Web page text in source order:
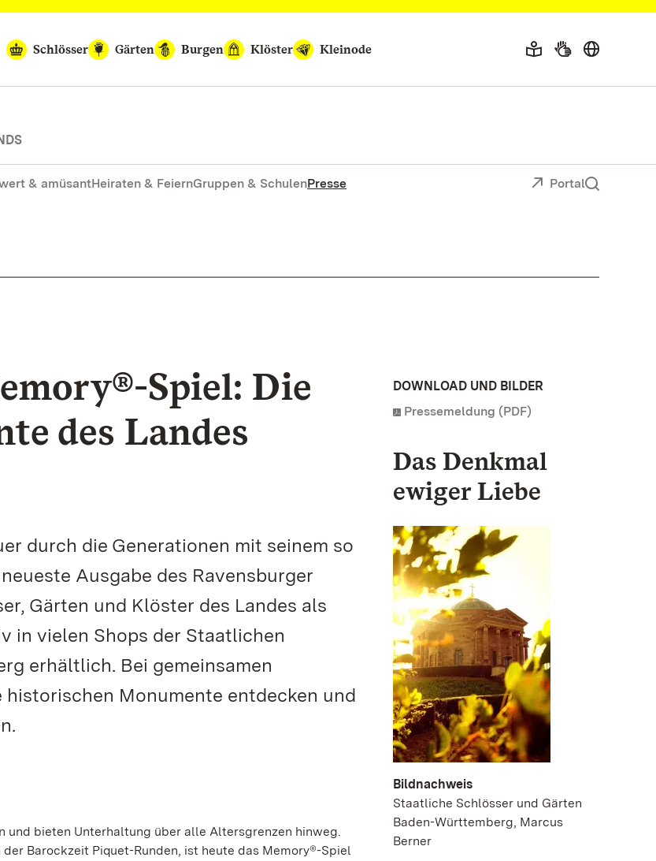
Schlösser
Gärten Burgen Klöster Kleinode
& amüsantHeiraten & FeiernGruppen & SchulenPresse Portal
Spiel: Die
des Landes
durch die Generationen mit seinem so
Ausgabe des Ravensburger
Gärten und Klöster des Landes als
in vielen Shops der Staatlichen
erhältlich. Bei gemeinsamen
Monumente entdecken und
und bieten Unterhaltung über alle Altersgrenzen hinweg.
Barockzeit Piquet-Runden, ist heute das Memory®-Spiel
DOWNLOAD UND BILDER
Pressemeldung (PDF)
Das Denkmal
ewiger Liebe
Bildnachweis
Staatliche Schlösser und Gärten
Baden-Württemberg, Marcus
Berner